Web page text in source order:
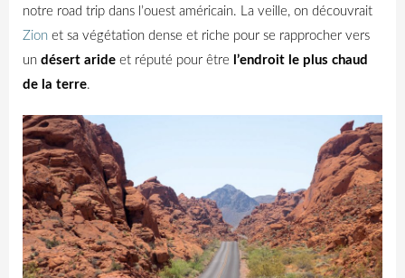
notre road trip dans l’ouest américain. La veille, on découvrait
Zion et sa végétation dense et riche pour se rapprocher vers
un désert aride et réputé pour être l’endroit le plus chaud
de la terre.